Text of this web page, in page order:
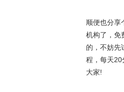
顺便也分享
机构了，免
的，不妨先
程，每天20
大家!